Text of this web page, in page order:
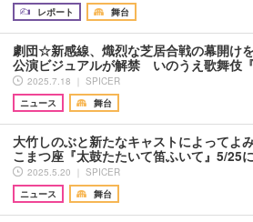
レポート
舞台
劇団☆新感線、熾烈な芝居合戦の幕開け
公演ビジュアルが解禁 いのうえ歌舞伎
2025.7.18 ｜ SPICER
ニュース
舞台
大竹しのぶと新たなキャストによってよみ
こまつ座『太鼓たたいて笛ふいて』5/25
2025.5.20 ｜ SPICER
ニュース
舞台